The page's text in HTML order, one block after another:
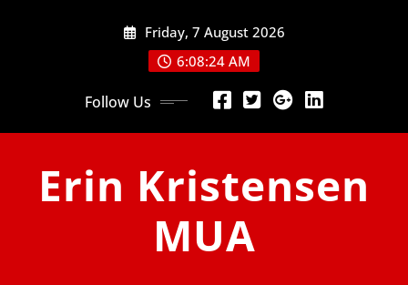
Friday, 7 August 2026
6:08:24 AM
Follow Us
Erin Kristensen
MUA